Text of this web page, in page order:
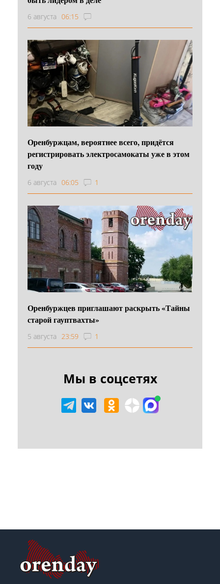
6 августа 06:15
Оренбуржцам, вероятнее всего, придётся
регистрировать электросамокаты уже в этом
году
6 августа 06:05 1
Оренбуржцев приглашают раскрыть «Тайны
старой гауптвахты»
5 августа 23:59 1
Мы в соцсетях